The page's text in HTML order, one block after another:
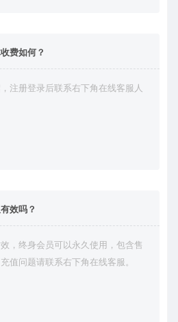
费如何？
注册登录后联系右下角在线客服人
效吗？
，终身会员可以永久使用，包含售
值问题请联系右下角在线客服。